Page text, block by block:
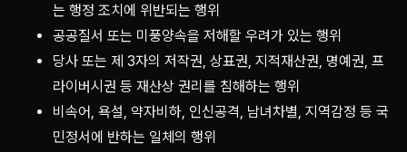
는 행정 조치에 위반되는 행위
공공질서 또는 미풍양속을 저해할 우려가 있는 행위
당사 또는 제 3자의 저작권, 상표권, 지적재산권, 명예권, 프
라이버시권 등 재산상 권리를 침해하는 행위
비속어, 욕설, 약자비하, 인신공격, 남녀차별, 지역감정 등 국
민정서에 반하는 일체의 행위